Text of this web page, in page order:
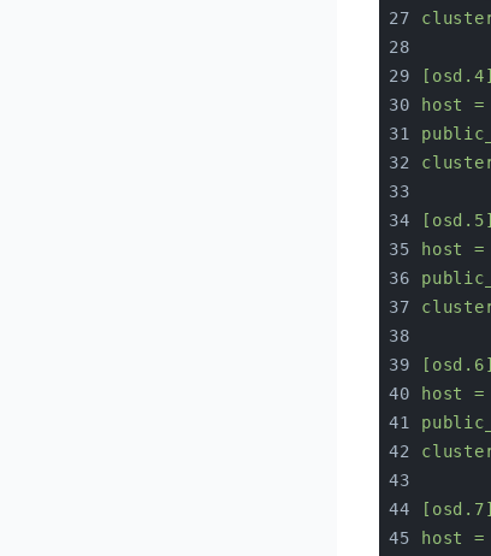
[osd.4]
host
=
[osd.5]
host
=
[osd.6]
host
=
[osd.7]
host
=